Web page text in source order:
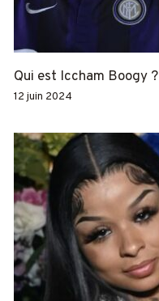
Qui est Iccham Boogy ?
12 juin 2024